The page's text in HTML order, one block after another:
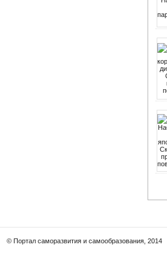
© Портал саморазвития и самообразования, 2014